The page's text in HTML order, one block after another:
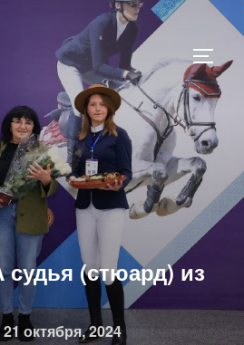
судья (стюард) из
Опубликовано
21 октября, 2024